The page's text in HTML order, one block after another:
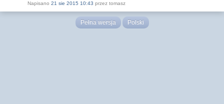
Napisano 21 sie 2015 10:43 przez tomasz
Pełna wersja Polski